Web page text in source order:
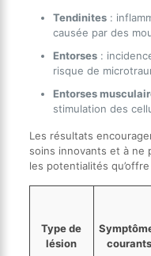
Tendinites:
causée par des
Entorses:
risque de
Entorses
stimulation des
Les résultats
soins innovants et à ne
les potentialités qu’offre
Type de
lésion
courants